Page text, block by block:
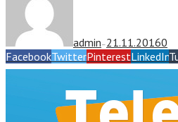
admin — 21.11.20160
FacebookTwitterPinterestLinkedIn